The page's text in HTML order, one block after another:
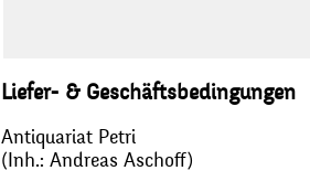
Liefer- & Geschäftsbedingungen
Antiquariat Petri
(Inh.: Andreas Aschoff)